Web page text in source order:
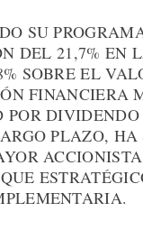
SU
DEL 21,7% EN
SOBRE EL
FINANCIERA
PLAZO,